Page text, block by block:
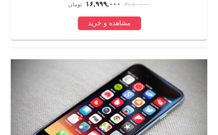
۳۱,۸۰۰,۰۰۰ ۱۶,۹۹۹,۰۰۰ تومان
مشاهده و خرید